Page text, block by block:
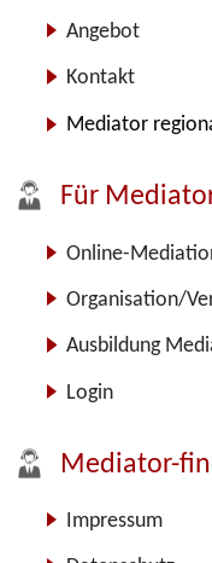
Angebot
Kontakt
Mediator
Für
Online-
Organisation/
Ausbildung
Login
Mediator-
Impressum